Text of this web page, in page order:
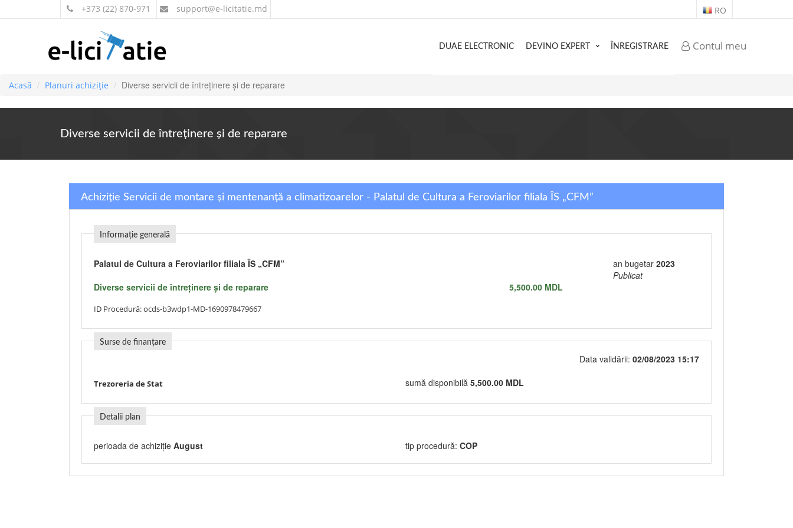
+373 (22) 870-971 support@e-licitatie.md RO
Contul meu
DUAE ELECTRONIC DEVINO EXPERT ÎNREGISTRARE
Acasă Planuri achiziție Diverse servicii de întreţinere şi de reparare
Diverse servicii de întreţinere şi de reparare
Achiziție Servicii de montare și mentenanță a climatizoarelor - Palatul de Cultura a Feroviarilor filiala ÎS „CFM”
Informație generală
Palatul de Cultura a Feroviarilor filiala ÎS „CFM” an bugetar 2023
Publicat
Diverse servicii de întreţinere şi de reparare
5,500.00 MDL
ID Procedură:ocds-b3wdp1-MD-1690978479667
Surse de finanțare
Data validării: 02/08/2023 15:17
Trezoreria de Stat sumă disponibilă 5,500.00 MDL
Detalii plan
perioada de achiziție August tip procedură: COP